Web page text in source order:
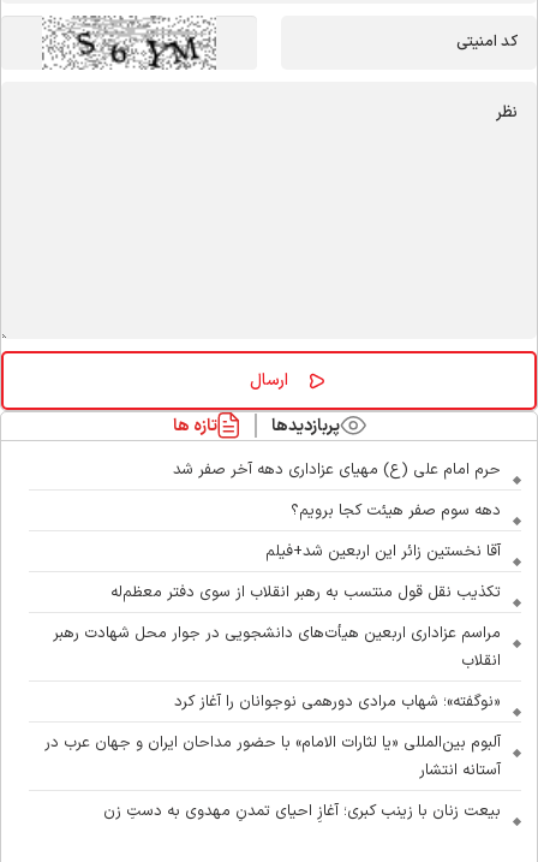
پربازدیدها تازه ها
حرم امام علی (ع) مهیای عزاداری دهه آخر صفر شد
دهه سوم صفر هیئت کجا برویم؟
آقا نخستین زائر این اربعین شد+فیلم
تکذیب نقل قول منتسب به رهبر انقلاب از سوی دفتر معظم‌له
مراسم عزاداری اربعین هیأت‌های دانشجویی در جوار محل شهادت رهبر
انقلاب
«نوگفته»؛ شهاب مرادی دورهمی نوجوانان را آغاز کرد
آلبوم بین‌المللی «یا لثارات الامام» با حضور مداحان ایران و جهان عرب در
آستانه انتشار
بیعت زنان با زینب کبری؛ آغازِ احیای تمدنِ مهدوی به دستِ زن